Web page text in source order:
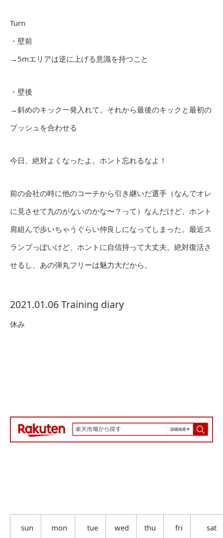
Turn
・壁前
→5mエリアは逆に上げる意識を持つこと
・壁後
→斜めのキック一発入れて。それから最後のキックと最初の
プッシュを合わせる
今日、絶対よくなったよ。ホント忘れるなよ！
前の会社の時に他のコーチから引き継いだ選手（なんでオレ
に見させて九のがないのかな〜？って）なんだけど、ホント
肩組んで歩いちゃうぐらい仲良しになってしまった。最近ス
ランプっぽいけど、ホントに自信持って大丈夫。絶対復活さ
せるし、あの弾丸フリーは魅力大だから。
2021.01.06 Training diary
休み
sun mon tue wed thu fri sat